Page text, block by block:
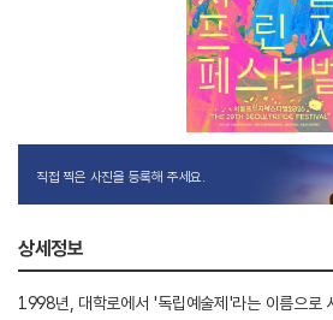
직접 찍은 사진을 등록해 주세요.
상세정보
1998년, 대학로에서 '독립예술제'라는 이름으로